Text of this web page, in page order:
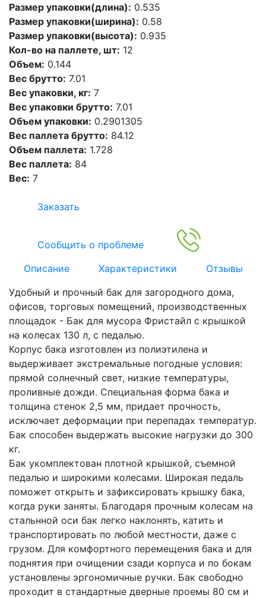
Размер упаковки(длина): 0.535
Размер упаковки(ширина): 0.58
Размер упаковки(высота): 0.935
Кол-во на паллете, шт: 12
Объем: 0.144
Вес брутто: 7.01
Вес упаковки, кг: 7
Вес упаковки брутто: 7.01
Объем упаковки: 0.2901305
Вес паллета брутто: 84.12
Объем паллета: 1.728
Вес паллета: 84
Вес: 7
Заказать
Сообщить о проблеме
Описание
Характеристики
Отзывы
Удобный и прочный бак для загородного дома,
офисов, торговых помещений, производственных
площадок - Бак для мусора Фристайл с крышкой
на колесах 130 л, с педалью.
Корпус бака изготовлен из полиэтилена и
выдерживает экстремальные погодные условия:
прямой солнечный свет, низкие температуры,
проливные дожди. Специальная форма бака и
толщина стенок 2,5 мм, придает прочность,
исключает деформации при перепадах температур.
Бак способен выдержать высокие нагрузки до 300
кг.
Бак укомплектован плотной крышкой, съемной
педалью и широкими колесами. Широкая педаль
поможет открыть и зафиксировать крышку бака,
когда руки заняты. Благодаря прочным колесам на
стальнной оси бак легко наклонять, катить и
транспортировать по любой местности, даже с
грузом. Для комфортного перемещения бака и для
поднятия при очищении сзади корпуса и по бокам
установлены эргономичные ручки. Бак свободно
проходит в стандартные дверные проемы 80 см и